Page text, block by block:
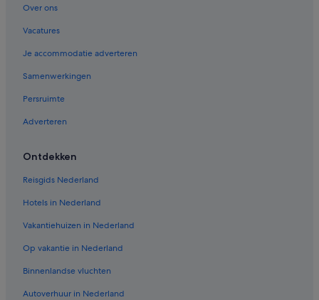
Over ons
Vacatures
Je accommodatie adverteren
Samenwerkingen
Persruimte
Adverteren
Ontdekken
Reisgids Nederland
Hotels in Nederland
Vakantiehuizen in Nederland
Op vakantie in Nederland
Binnenlandse vluchten
Autoverhuur in Nederland